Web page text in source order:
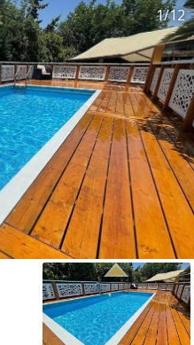
1/12